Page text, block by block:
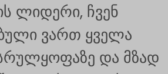
ლიდერი, ჩვენ
ვართ ყველა
და მზად